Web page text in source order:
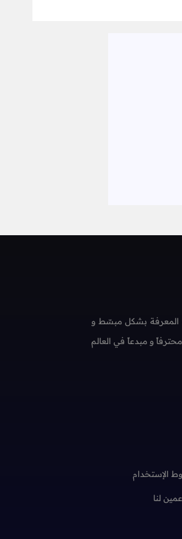
المعرفة بشكل مبسّط و
و مبدعاً في العالم
الإستخدام
لنا